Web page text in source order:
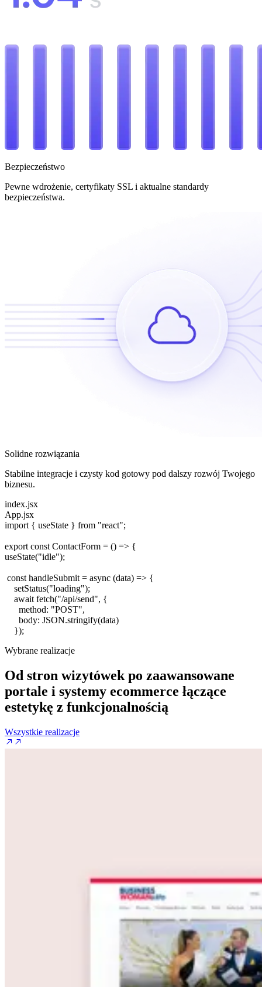
Bezpieczeństwo
Pewne wdrożenie, certyfikaty SSL i aktualne standardy
bezpieczeństwa.
Solidne rozwiązania
Stabilne integracje i czysty kod gotowy pod dalszy rozwój Twojego
biznesu.
index.jsx
App.jsx
import{ useState } from "react";
export const ContactForm = () => {
useState("idle");
const handleSubmit= async (data) => {
setStatus("loading");
await fetch("/api/send", {
method: "POST",
body: JSON.stringify(data)
});
Wybrane realizacje
Od stron wizytówek po zaawansowane
portale i systemy ecommerce łączące
estetykę z funkcjonalnością
Wszystkie realizacje